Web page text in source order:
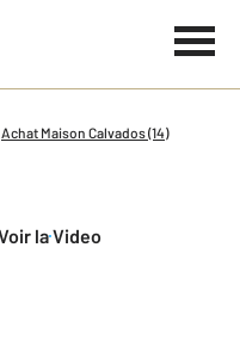
Achat Maison Calvados (14)
Voir la Video